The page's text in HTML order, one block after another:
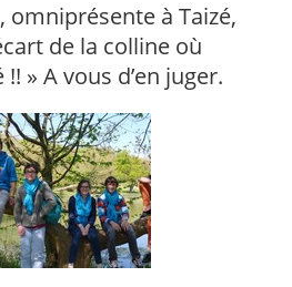
omniprésente à Taizé,
de la colline où
» A vous d’en juger.